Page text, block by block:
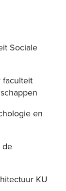
Sociale
faculteit
en
de
KU